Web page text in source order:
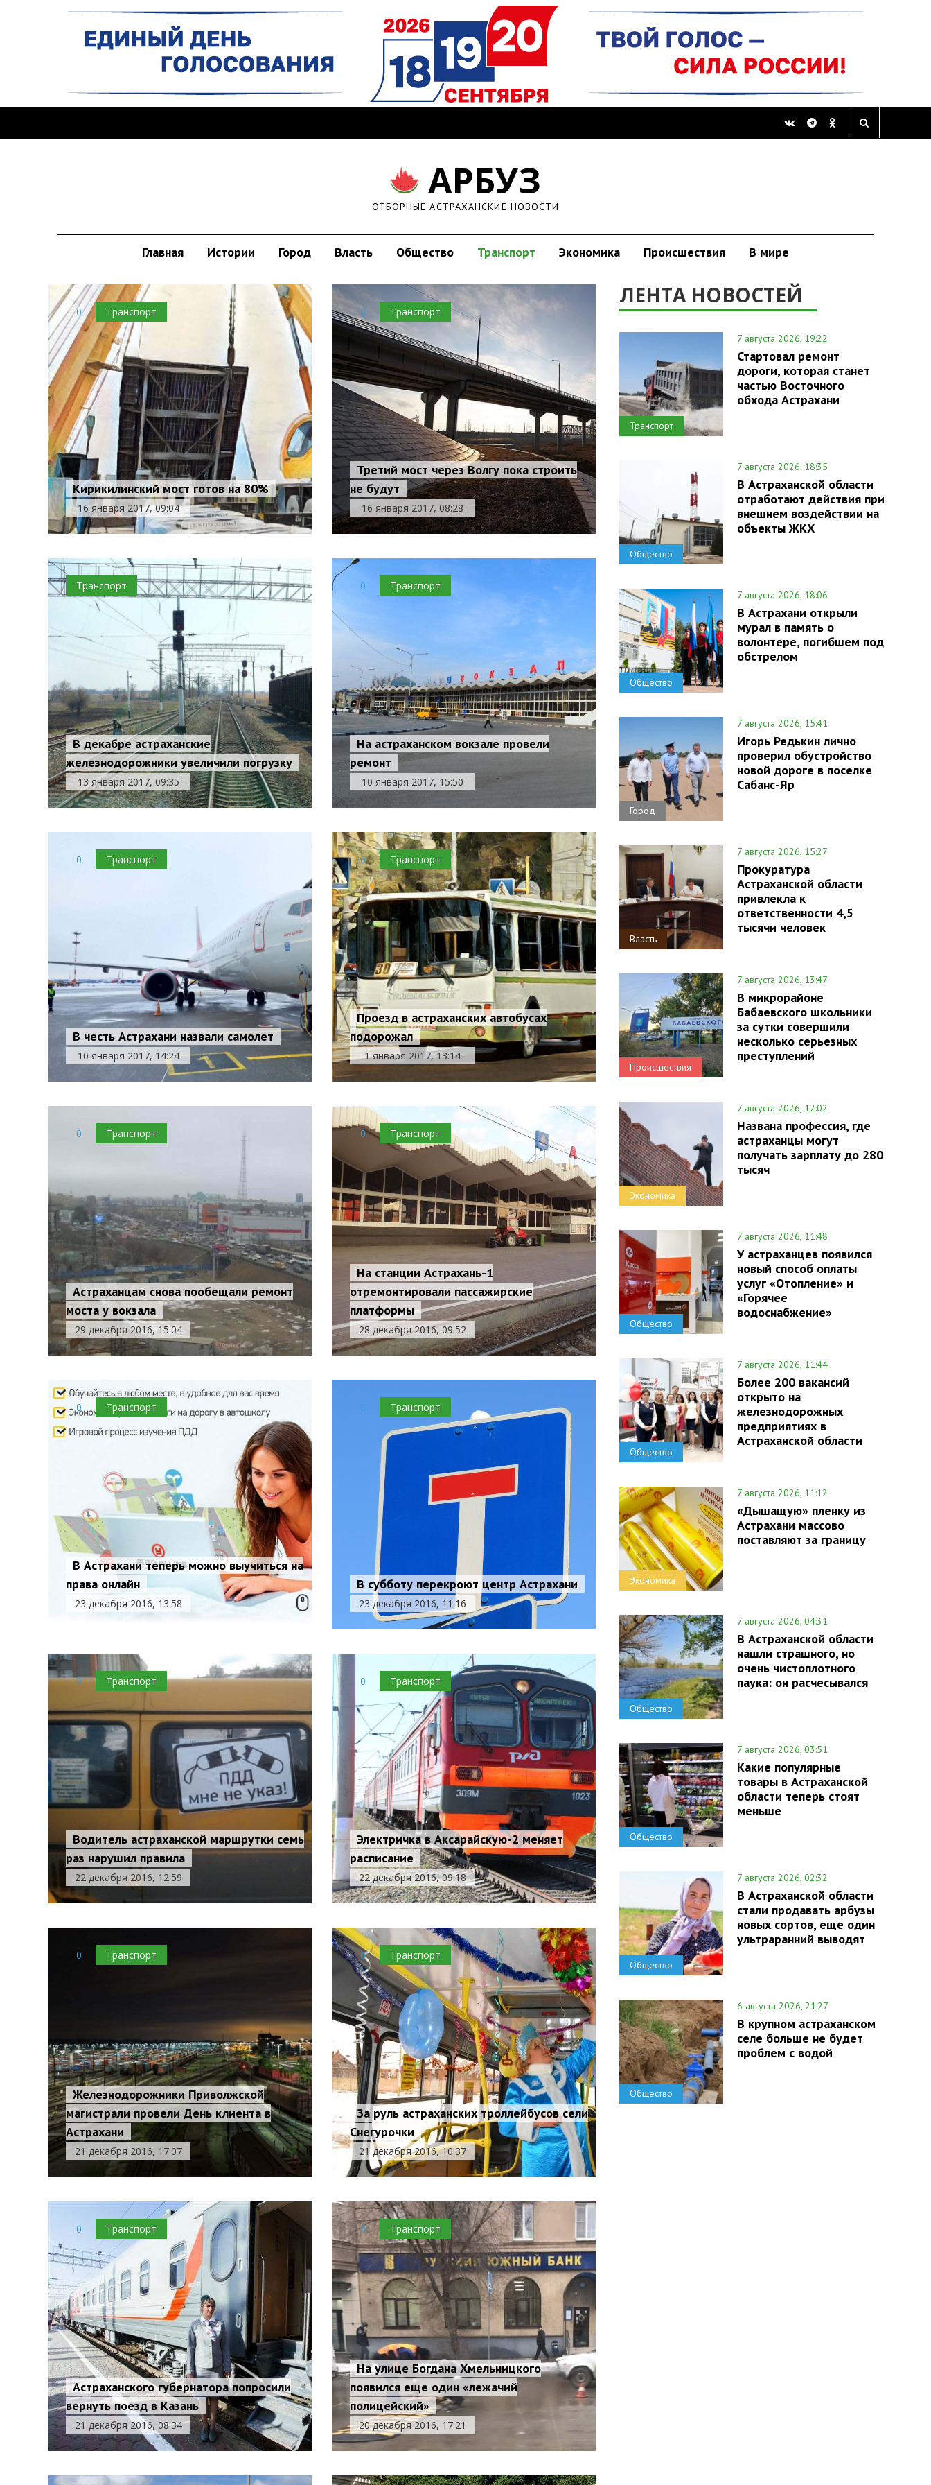
АРБУЗ
ОТБОРНЫЕ АСТРАХАНСКИЕ НОВОСТИ
Главная Истории Город Власть Общество Транспорт Экономика Происшествия В мире
0 Транспорт
Кирикилинский мост готов на 80%
16 января 2017, 09:04
0 Транспорт
Третий мост через Волгу пока строить
не будут
16 января 2017, 08:28
Транспорт
В декабре астраханские
железнодорожники увеличили погрузку
13 января 2017, 09:35
0 Транспорт
На астраханском вокзале провели
ремонт
10 января 2017, 15:50
0 Транспорт
В честь Астрахани назвали самолет
10 января 2017, 14:24
0 Транспорт
Проезд в астраханских автобусах
подорожал
1 января 2017, 13:14
0 Транспорт
Астраханцам снова пообещали ремонт
моста у вокзала
29 декабря 2016, 15:04
0 Транспорт
На станции Астрахань-1
отремонтировали пассажирские
платформы
28 декабря 2016, 09:52
0 Транспорт
В Астрахани теперь можно выучиться на
права онлайн
23 декабря 2016, 13:58
0 Транспорт
В субботу перекроют центр Астрахани
23 декабря 2016, 11:16
0 Транспорт
Водитель астраханской маршрутки семь
раз нарушил правила
22 декабря 2016, 12:59
0 Транспорт
Электричка в Аксарайскую-2 меняет
расписание
22 декабря 2016, 09:18
0 Транспорт
Железнодорожники Приволжской
магистрали провели День клиента в
Астрахани
21 декабря 2016, 17:07
0 Транспорт
За руль астраханских троллейбусов сели
Снегурочки
21 декабря 2016, 10:37
0 Транспорт
Астраханского губернатора попросили
вернуть поезд в Казань
21 декабря 2016, 08:34
0 Транспорт
На улице Богдана Хмельницкого
появился еще один «лежачий
полицейский»
20 декабря 2016, 17:21
ЛЕНТА НОВОСТЕЙ
Транспорт
7 августа 2026, 19:22
Стартовал ремонт
дороги, которая станет
частью Восточного
обхода Астрахани
Общество
7 августа 2026, 18:35
В Астраханской области
отработают действия при
внешнем воздействии на
объекты ЖКХ
Общество
7 августа 2026, 18:06
В Астрахани открыли
мурал в память о
волонтере, погибшем под
обстрелом
Город
7 августа 2026, 15:41
Игорь Редькин лично
проверил обустройство
новой дороге в поселке
Сабанс-Яр
Власть
7 августа 2026, 15:27
Прокуратура
Астраханской области
привлекла к
ответственности 4,5
тысячи человек
Происшествия
7 августа 2026, 13:47
В микрорайоне
Бабаевского школьники
за сутки совершили
несколько серьезных
преступлений
Экономика
7 августа 2026, 12:02
Названа профессия, где
астраханцы могут
получать зарплату до 280
тысяч
Общество
7 августа 2026, 11:48
У астраханцев появился
новый способ оплаты
услуг «Отопление» и
«Горячее
водоснабжение»
Общество
7 августа 2026, 11:44
Более 200 вакансий
открыто на
железнодорожных
предприятиях в
Астраханской области
Экономика
7 августа 2026, 11:12
«Дышащую» пленку из
Астрахани массово
поставляют за границу
Общество
7 августа 2026, 04:31
В Астраханской области
нашли страшного, но
очень чистоплотного
паука: он расчесывался
Общество
7 августа 2026, 03:51
Какие популярные
товары в Астраханской
области теперь стоят
меньше
Общество
7 августа 2026, 02:32
В Астраханской области
стали продавать арбузы
новых сортов, еще один
ультраранний выводят
Общество
6 августа 2026, 21:27
В крупном астраханском
селе больше не будет
проблем с водой